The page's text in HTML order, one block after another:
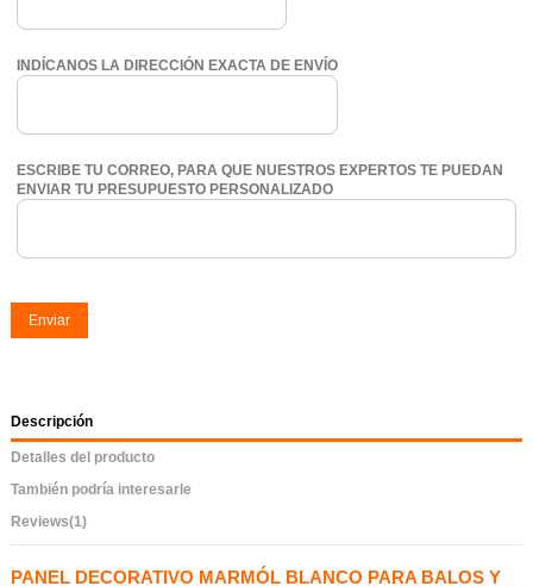
INDÍCANOS LA DIRECCIÓN EXACTA DE ENVÍO
ESCRIBE TU CORREO, PARA QUE NUESTROS EXPERTOS TE PUEDAN
ENVIAR TU PRESUPUESTO PERSONALIZADO
Enviar
Descripción
Detalles del producto
También podría interesarle
Reviews(1)
PANEL DECORATIVO MARMÓL BLANCO PARA BALOS Y